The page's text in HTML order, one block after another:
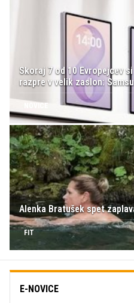
Skoraj 7 od 10 Evropejcev
razpre v velik zaslon:
Alenka Bratušek spet
FIT
E-NOVICE